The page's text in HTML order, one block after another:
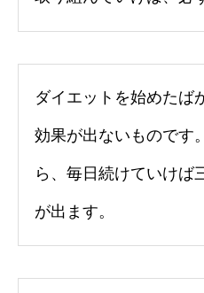
ダイエットを始めたば
効果が出ないものです
ら、毎日続けていけば
が出ます。